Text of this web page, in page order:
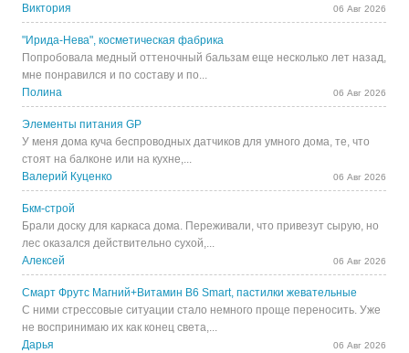
Виктория
06 Авг 2026
"Ирида-Нева", косметическая фабрика
Попробовала медный оттеночный бальзам еще несколько лет назад,
мне понравился и по составу и по...
Полина
06 Авг 2026
Элементы питания GP
У меня дома куча беспроводных датчиков для умного дома, те, что
стоят на балконе или на кухне,...
Валерий Куценко
06 Авг 2026
Бкм-строй
Брали доску для каркаса дома. Переживали, что привезут сырую, но
лес оказался действительно сухой,...
Алексей
06 Авг 2026
Смарт Фрутс Магний+Витамин В6 Smart, пастилки жевательные
С ними стрессовые ситуации стало немного проще переносить. Уже
не воспринимаю их как конец света,...
Дарья
06 Авг 2026